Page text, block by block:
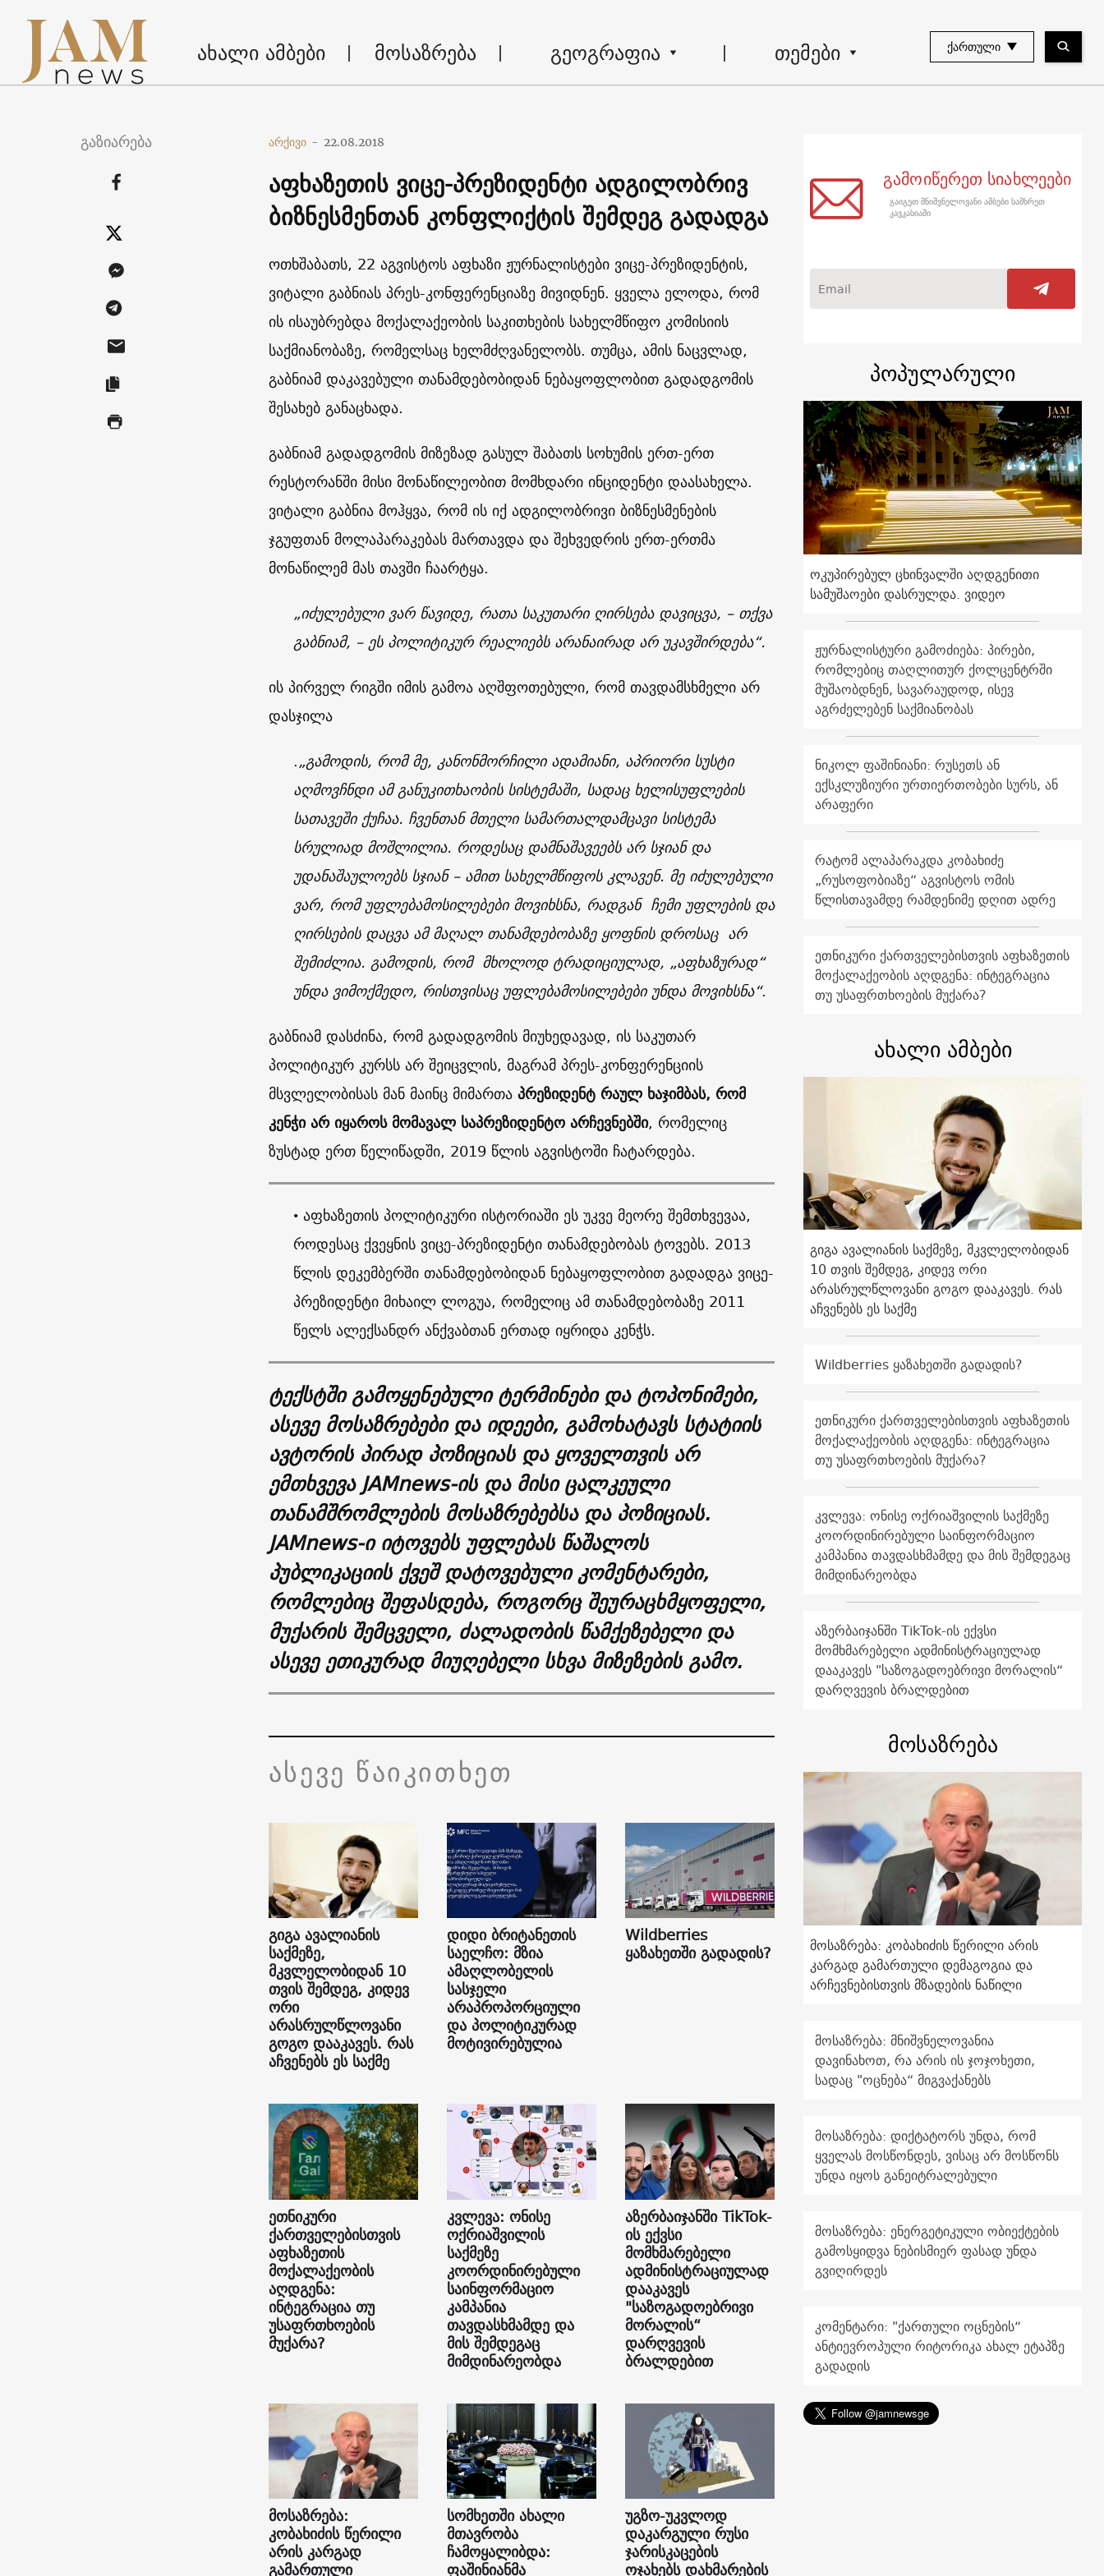
ახალი ამბები მოსაზრება გეოგრაფია თემები ᲥᲐᲠᲗᲣᲚᲘ
გაზიარება არქივი - 22.08.2018
აფხაზეთის ვიცე-პრეზიდენტი ადგილობრივ
ბიზნესმენთან კონფლიქტის შემდეგ გადადგა
ოთხშაბათს, 22 აგვისტოს აფხაზი ჟურნალისტები ვიცე-პრეზიდენტის,
ვიტალი გაბნიას პრეს-კონფერენციაზე მივიდნენ. ყველა ელოდა, რომ
ის ისაუბრებდა მოქალაქეობის საკითხების სახელმწიფო კომისიის
საქმიანობაზე, რომელსაც ხელმძღვანელობს. თუმცა, ამის ნაცვლად,
გაბნიამ დაკავებული თანამდებობიდან ნებაყოფლობით გადადგომის
შესახებ განაცხადა.
გაბნიამ გადადგომის მიზეზად გასულ შაბათს სოხუმის ერთ-ერთ
რესტორანში მისი მონაწილეობით მომხდარი ინციდენტი დაასახელა.
ვიტალი გაბნია მოჰყვა, რომ ის იქ ადგილობრივი ბიზნესმენების
ჯგუფთან მოლაპარაკებას მართავდა და შეხვედრის ერთ-ერთმა
მონაწილემ მას თავში ჩაარტყა.
„იძულებული ვარ წავიდე, რათა საკუთარი ღირსება დავიცვა, – თქვა
გაბნიამ, – ეს პოლიტიკურ რეალიებს არანაირად არ უკავშირდება“.
ის პირველ რიგში იმის გამოა აღშფოთებული, რომ თავდამსხმელი არ
დასჯილა
.„გამოდის, რომ მე, კანონმორჩილი ადამიანი, აპრიორი სუსტი
აღმოვჩნდი ამ განუკითხაობის სისტემაში, სადაც ხელისუფლების
სათავეში ქუჩაა. ჩვენთან მთელი სამართალდამცავი სისტემა
სრულიად მოშლილია. როდესაც დამნაშავეებს არ სჯიან და
უდანაშაულოებს სჯიან – ამით სახელმწიფოს კლავენ. მე იძულებული
ვარ, რომ უფლებამოსილებები მოვიხსნა, რადგან ჩემი უფლების და
ღირსების დაცვა ამ მაღალ თანამდებობაზე ყოფნის დროსაც არ
შემიძლია. გამოდის, რომ მხოლოდ ტრადიციულად, „აფხაზურად“
უნდა ვიმოქმედო, რისთვისაც უფლებამოსილებები უნდა მოვიხსნა“.
გაბნიამ დასძინა, რომ გადადგომის მიუხედავად, ის საკუთარ
პოლიტიკურ კურსს არ შეიცვლის, მაგრამ პრეს-კონფერენციის
მსვლელობისას მან მაინც მიმართაპრეზიდენტ რაულ ხაჯიმბას, რომ
კენჭი არ იყაროსმომავალ საპრეზიდენტო არჩევნებში, რომელიც
ზუსტად ერთ წელიწადში, 2019 წლის აგვისტოში ჩატარდება.
• აფხაზეთის პოლიტიკური ისტორიაში ეს უკვე მეორე შემთხვევაა,
როდესაც ქვეყნის ვიცე-პრეზიდენტი თანამდებობას ტოვებს. 2013
წლის დეკემბერში თანამდებობიდან ნებაყოფლობით გადადგა ვიცე-
პრეზიდენტი მიხაილ ლოგუა, რომელიც ამ თანამდებობაზე 2011
წელს ალექსანდრ ანქვაბთან ერთად იყრიდა კენჭს.
ტექსტში გამოყენებული ტერმინები და ტოპონიმები,
ასევე მოსაზრებები და იდეები, გამოხატავს სტატიის
ავტორის პირად პოზიციას და ყოველთვის არ
ემთხვევა JAMnews-ის და მისი ცალკეული
თანამშრომლების მოსაზრებებსა და პოზიციას.
JAMnews-ი იტოვებს უფლებას წაშალოს
პუბლიკაციის ქვეშ დატოვებული კომენტარები,
რომლებიც შეფასდება, როგორც შეურაცხმყოფელი,
მუქარის შემცველი, ძალადობის წამქეზებელი და
ასევე ეთიკურად მიუღებელი სხვა მიზეზების გამო.
ასევე წაიკითხეთ
გიგა ავალიანის
საქმეზე,
მკვლელობიდან 10
თვის შემდეგ, კიდევ
ორი
არასრულწლოვანი
გოგო დააკავეს. რას
აჩვენებს ეს საქმე
დიდი ბრიტანეთის
საელჩო: მზია
ამაღლობელის
სასჯელი
არაპროპორციული
და პოლიტიკურად
მოტივირებულია
Wildberries
ყაზახეთში გადადის?
ეთნიკური
ქართველებისთვის
აფხაზეთის
მოქალაქეობის
აღდგენა:
ინტეგრაცია თუ
უსაფრთხოების
მუქარა?
კვლევა: ონისე
ოქრიაშვილის
საქმეზე
კოორდინირებული
საინფორმაციო
კამპანია
თავდასხმამდე და
მის შემდეგაც
მიმდინარეობდა
აზერბაიჯანში TikTok-
ის ექვსი
მომხმარებელი
ადმინისტრაციულად
დააკავეს
"საზოგადოებრივი
მორალის“
დარღვევის
ბრალდებით
მოსაზრება:
კობახიძის წერილი
არის კარგად
გამართული
სომხეთში ახალი
მთავრობა
ჩამოყალიბდა:
ფაშინიანმა
უგზო-უკვლოდ
დაკარგული რუსი
ჯარისკაცების
ოჯახებს დახმარების
გამოიწერეთ სიახლეები
გაიგეთ მნიშვნელოვანი ამბები სამხრეთ
კავკასიაში
პოპულარული
ოკუპირებულ ცხინვალში აღდგენითი
სამუშაოები დასრულდა. ვიდეო
ჟურნალისტური გამოძიება: პირები,
რომლებიც თაღლითურ ქოლცენტრში
მუშაობდნენ, სავარაუდოდ, ისევ
აგრძელებენ საქმიანობას
ნიკოლ ფაშინიანი: რუსეთს ან
ექსკლუზიური ურთიერთობები სურს, ან
არაფერი
რატომ ალაპარაკდა კობახიძე
„რუსოფობიაზე“ აგვისტოს ომის
წლისთავამდე რამდენიმე დღით ადრე
ეთნიკური ქართველებისთვის აფხაზეთის
მოქალაქეობის აღდგენა: ინტეგრაცია
თუ უსაფრთხოების მუქარა?
ახალი ამბები
გიგა ავალიანის საქმეზე, მკვლელობიდან
10 თვის შემდეგ, კიდევ ორი
არასრულწლოვანი გოგო დააკავეს. რას
აჩვენებს ეს საქმე
Wildberries ყაზახეთში გადადის?
ეთნიკური ქართველებისთვის აფხაზეთის
მოქალაქეობის აღდგენა: ინტეგრაცია
თუ უსაფრთხოების მუქარა?
კვლევა: ონისე ოქრიაშვილის საქმეზე
კოორდინირებული საინფორმაციო
კამპანია თავდასხმამდე და მის შემდეგაც
მიმდინარეობდა
აზერბაიჯანში TikTok-ის ექვსი
მომხმარებელი ადმინისტრაციულად
დააკავეს "საზოგადოებრივი მორალის“
დარღვევის ბრალდებით
მოსაზრება
მოსაზრება: კობახიძის წერილი არის
კარგად გამართული დემაგოგია და
არჩევნებისთვის მზადების ნაწილი
მოსაზრება: მნიშვნელოვანია
დავინახოთ, რა არის ის ჯოჯოხეთი,
სადაც "ოცნება“ მიგვაქანებს
მოსაზრება: დიქტატორს უნდა, რომ
ყველას მოსწონდეს, ვისაც არ მოსწონს
უნდა იყოს განეიტრალებული
მოსაზრება: ენერგეტიკული ობიექტების
გამოსყიდვა ნებისმიერ ფასად უნდა
გვიღირდეს
კომენტარი: "ქართული ოცნების“
ანტიევროპული რიტორიკა ახალ ეტაპზე
გადადის